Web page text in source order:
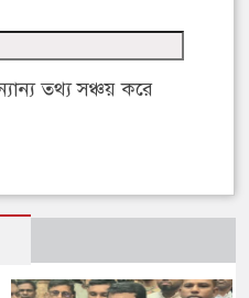
তথ্য সঞ্চয় করে